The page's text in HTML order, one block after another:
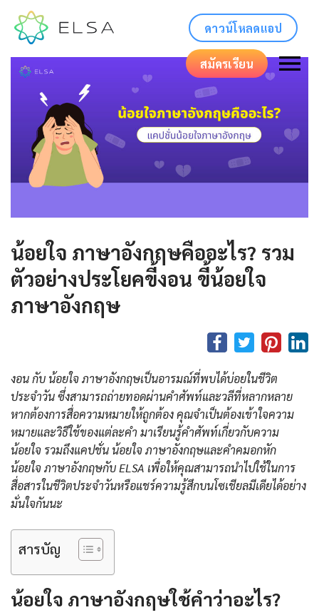
ดาวน์โหลดแอป
สมัครเรียน
น้อยใจ ภาษาอังกฤษคืออะไร? รวม
ตัวอย่างประโยคขี้งอน ขี้น้อยใจ
ภาษาอังกฤษ
งอน กับ น้อยใจ ภาษาอังกฤษเป็นอารมณ์ที่พบได้บ่อยในชีวิต
ประจำวัน ซึ่งสามารถถ่ายทอดผ่านคำศัพท์และวลีที่หลากหลาย
หากต้องการสื่อความหมายให้ถูกต้อง คุณจำเป็นต้องเข้าใจความ
หมายและวิธีใช้ของแต่ละคำ มาเรียนรู้คำศัพท์เกี่ยวกับความ
น้อยใจ รวมถึงแคปชั่น น้อยใจ ภาษาอังกฤษและคําคมอกหัก
น้อยใจ ภาษาอังกฤษกับ ELSA เพื่อให้คุณสามารถนำไปใช้ในการ
สื่อสารในชีวิตประจำวันหรือแชร์ความรู้สึกบนโซเชียลมีเดียได้อย่าง
มั่นใจกันนะ
สารบัญ
น้อยใจ ภาษาอังกฤษใช้คำว่าอะไร?